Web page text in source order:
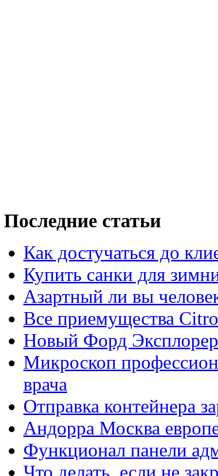
Последние статьи
Как достучаться до
Купить санки для
Азартный ли вы
Все приемущества
Новый Форд
Микроскоп
врача
Отправка контейнера
Андорра Москва
Функционал панели
Что делать, если не